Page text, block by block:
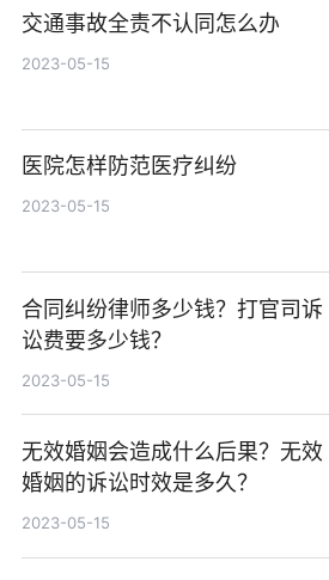
交通事故全责不认同怎么办
2023-05-15
医院怎样防范医疗纠纷
2023-05-15
合同纠纷律师多少钱？打官司诉
讼费要多少钱？
2023-05-15
无效婚姻会造成什么后果？无效
婚姻的诉讼时效是多久？
2023-05-15